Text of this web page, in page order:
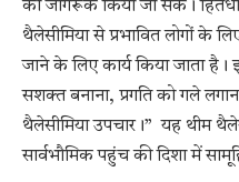
को जागरूक किया जा सकें।
थैलेसीमिया से प्रभावित लोगों के
जाने के लिए कार्य किया जाता है।
सशक्त बनाना, प्रगति को गले
थैलेसीमिया उपचार।” यह थीम
सार्वभौमिक पहुंच की दिशा में